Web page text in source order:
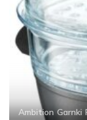
Ambition Garnki